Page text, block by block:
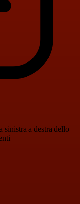
sinistra a destra dello